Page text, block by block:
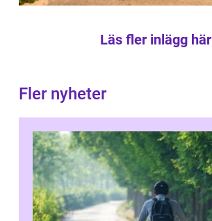
Läs fler inlägg här
Fler nyheter